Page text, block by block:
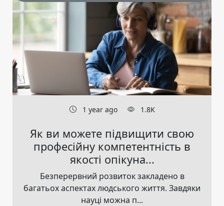
1 year ago 1.8K
Як ви можете підвищити свою
професійну компетентність в
якості опікуна...
Безперервний розвиток закладено в
багатьох аспектах людського життя. Завдяки
науці можна п...